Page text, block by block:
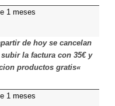
1 meses
de hoy se cancelan
la factura con 35€ y
productos gratis«
1 meses